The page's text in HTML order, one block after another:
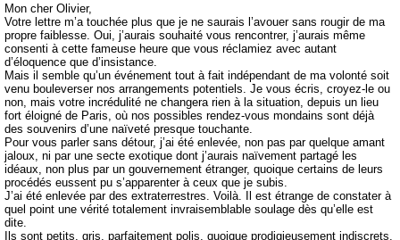
Mon cher Olivier,
Votre lettre m’a touchée plus que je ne saurais l’avouer sans rougir de ma
propre faiblesse. Oui, j’aurais souhaité vous rencontrer, j’aurais même
consenti à cette fameuse heure que vous réclamiez avec autant
d’éloquence que d’insistance.
Mais il semble qu’un événement tout à fait indépendant de ma volonté soit
venu bouleverser nos arrangements potentiels. Je vous écris, croyez-le ou
non, mais votre incrédulité ne changera rien à la situation, depuis un lieu
fort éloigné de Paris, où nos possibles rendez-vous mondains sont déjà
des souvenirs d’une naïveté presque touchante.
Pour vous parler sans détour, j’ai été enlevée, non pas par quelque amant
jaloux, ni par une secte exotique dont j’aurais naïvement partagé les
idéaux, non plus par un gouvernement étranger, quoique certains de leurs
procédés eussent pu s’apparenter à ceux que je subis.
J’ai été enlevée par des extraterrestres. Voilà. Il est étrange de constater à
quel point une vérité totalement invraisemblable soulage dès qu’elle est
dite.
Ils sont petits, gris, parfaitement polis, quoique prodigieusement indiscrets.